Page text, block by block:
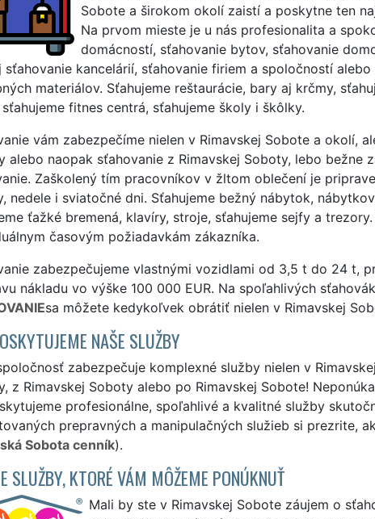
Sobote a širokom okolí zaistí a poskytne ten
Na prvom mieste je u nás profesionalita a
domácností, sťahovanie bytov, sťahovanie
sťahovanie kancelárií, sťahovanie firiem a spoločností
materiálov. Sťahujeme reštaurácie, bary aj krčmy,
fitnes centrá, sťahujeme školy i škôlky.
vám zabezpečíme nielen v Rimavskej Sobote a okolí,
alebo naopak sťahovanie z Rimavskej Soboty, lebo bežne
Zaškolený tím pracovníkov v žltom oblečení je
nedele i sviatočné dni. Sťahujeme bežný nábytok,
ťažké bremená, klavíry, stroje, sťahujeme sejfy a
časovým požiadavkám zákazníka.
zabezpečujeme vlastnými vozidlami od 3,5 t do 24 t,
nákladu vo výške 100 000 EUR. Na spoľahlivých
sa môžete kedykoľvek obrátiť nielen v Rimavskej
NAŠE SLUŽBY
zabezpečuje komplexné služby nielen v
z Rimavskej Soboty alebo po Rimavskej Sobote!
profesionálne, spoľahlivé a kvalitné služby
prepravných a manipulačných služieb si prezrite,
Sobota cenník).
SLUŽBY, KTORÉ VÁM MÔŽEME PONÚKNUŤ
Mali by ste v Rimavskej Sobote záujem o